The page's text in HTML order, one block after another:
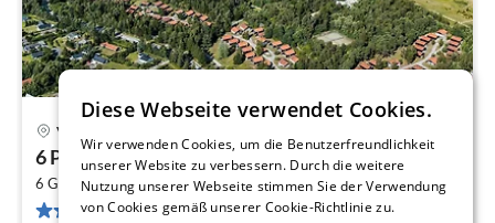
Väggerlöse
6 Personen Ferienhaus auf Væggerløse
6 Gäste65 m 2 Schlafzimmer
10 Bewertungen
Diese Webseite verwendet Cookies.
Wir verwenden Cookies, um die Benutzerfreundlichkeit
unserer Website zu verbessern. Durch die weitere
Nutzung unserer Webseite stimmen Sie der Verwendung
von Cookies gemäß unserer Cookie-Richtlinie zu.